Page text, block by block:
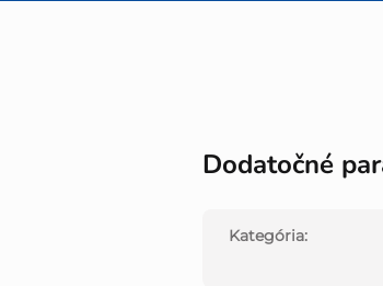
Dodatočné
Kategória: